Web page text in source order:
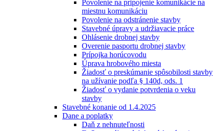
Povolenie na pripojenie komunikácie na
miestnu komunikáciu
Povolenie na odstránenie stavby
Stavebné úpravy a udržiavacie práce
Ohlásenie drobnej stavby
Overenie pasportu drobnej stavby
Prípojka horúcovodu
Úprava hrobového miesta
Žiadosť o preskúmanie spôsobilosti stavby
na užívanie podľa § 140d, ods. 1
Žiadosť o vydanie potvrdenia o veku
stavby
Stavebné konanie od 1.4.2025
Dane a poplatky
Daň z nehnuteľnosti